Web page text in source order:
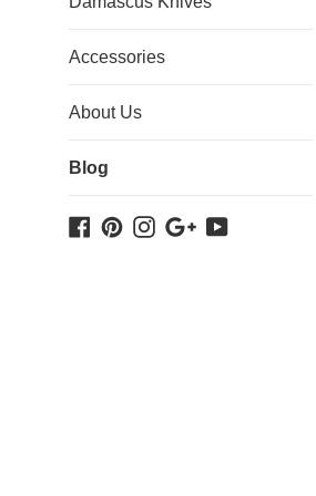
Accessories
About Us
Blog
Facebook
PinterestInstagram
GoogleYouTube